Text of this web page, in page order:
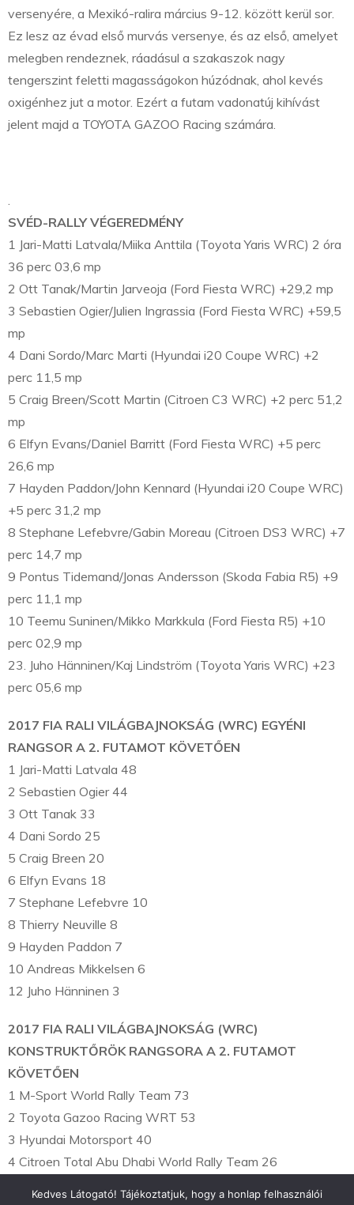
versenyére, a Mexikó-ralira március 9-12. között kerül sor.
Ez lesz az évad első murvás versenye, és az első, amelyet
melegben rendeznek, ráadásul a szakaszok nagy
tengerszint feletti magasságokon húzódnak, ahol kevés
oxigénhez jut a motor. Ezért a futam vadonatúj kihívást
jelent majd a TOYOTA GAZOO Racing számára.
SVÉD-RALLY VÉGEREDMÉNY
1 Jari-Matti Latvala/Miika Anttila (Toyota Yaris WRC) 2 óra
36 perc 03,6 mp
2 Ott Tanak/Martin Jarveoja (Ford Fiesta WRC) +29,2 mp
3 Sebastien Ogier/Julien Ingrassia (Ford Fiesta WRC) +59,5
mp
4 Dani Sordo/Marc Marti (Hyundai i20 Coupe WRC) +2
perc 11,5 mp
5 Craig Breen/Scott Martin (Citroen C3 WRC) +2 perc 51,2
mp
6 Elfyn Evans/Daniel Barritt (Ford Fiesta WRC) +5 perc
26,6 mp
7 Hayden Paddon/John Kennard (Hyundai i20 Coupe WRC)
+5 perc 31,2 mp
8 Stephane Lefebvre/Gabin Moreau (Citroen DS3 WRC) +7
perc 14,7 mp
9 Pontus Tidemand/Jonas Andersson (Skoda Fabia R5) +9
perc 11,1 mp
10 Teemu Suninen/Mikko Markkula (Ford Fiesta R5) +10
perc 02,9 mp
23. Juho Hänninen/Kaj Lindström (Toyota Yaris WRC) +23
perc 05,6 mp
2017 FIA RALI VILÁGBAJNOKSÁG (WRC) EGYÉNI
RANGSOR A 2. FUTAMOT KÖVETŐEN
1 Jari-Matti Latvala 48
2 Sebastien Ogier 44
3 Ott Tanak 33
4 Dani Sordo 25
5 Craig Breen 20
6 Elfyn Evans 18
7 Stephane Lefebvre 10
8 Thierry Neuville 8
9 Hayden Paddon 7
10 Andreas Mikkelsen 6
12 Juho Hänninen 3
2017 FIA RALI VILÁGBAJNOKSÁG (WRC)
KONSTRUKTŐRÖK RANGSORA A 2. FUTAMOT
KÖVETŐEN
1 M-Sport World Rally Team 73
2 Toyota Gazoo Racing WRT 53
3 Hyundai Motorsport 40
4 Citroen Total Abu Dhabi World Rally Team 26
Kedves Látogató! Tájékoztatjuk, hogy a honlap felhasználói